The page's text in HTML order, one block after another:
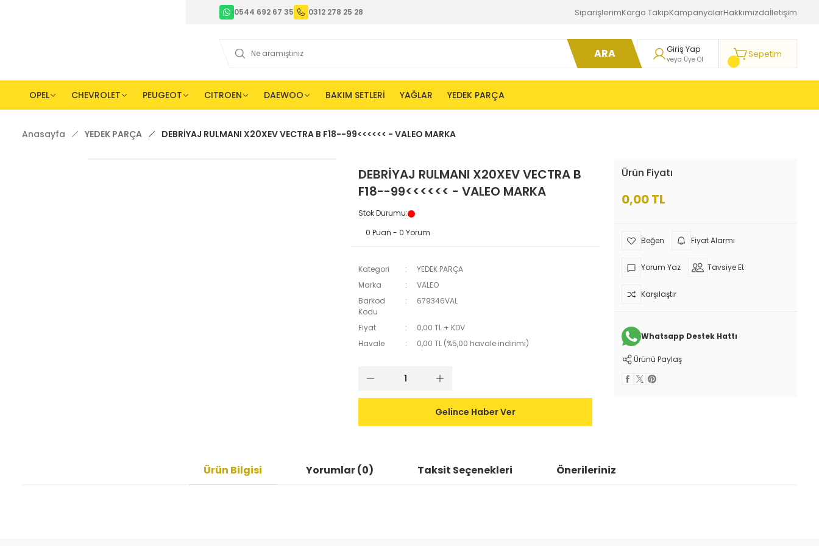
0544 692 67 35 0312 278 25 28 SiparişlerimKargo TakipKampanyalarHakkımızdaİletişim
ARA Giriş Yap
veya Üye Ol Sepetim
OPEL CHEVROLET PEUGEOT CITROEN DAEWOO BAKIM SETLERİ YAĞLAR YEDEK PARÇA
Anasayfa YEDEK PARÇA DEBRİYAJ RULMANI X20XEV VECTRA B F18--99<<<<<< - VALEO MARKA
DEBRİYAJ RULMANI X20XEV VECTRA B
F18--99<<<<<< - VALEO MARKA
Stok Durumu:
0 Puan - 0 Yorum
Kategori
YEDEK PARÇA
Marka
VALEO
Barkod
Kodu
679346VAL
Fiyat
0,00 TL + KDV
Havale
0,00 TL (%5,00 havale indirimi)
Gelince Haber Ver
Ürün Fiyatı
0,00 TL
Fiyat Alarmı
Yorum Yaz Tavsiye Et
Karşılaştır
Whatsapp Destek Hattı
Ürünü Paylaş
Ürün Bilgisi Yorumlar (0) Taksit Seçenekleri Önerileriniz